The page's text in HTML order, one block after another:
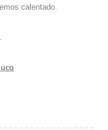
calentado.